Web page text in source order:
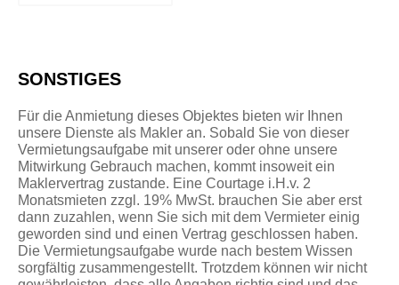
SONSTIGES
Für die Anmietung dieses Objektes bieten wir Ihnen
unsere Dienste als Makler an. Sobald Sie von dieser
Vermietungsaufgabe mit unserer oder ohne unsere
Mitwirkung Gebrauch machen, kommt insoweit ein
Maklervertrag zustande. Eine Courtage i.H.v. 2
Monatsmieten zzgl. 19% MwSt. brauchen Sie aber erst
dann zuzahlen, wenn Sie sich mit dem Vermieter einig
geworden sind und einen Vertrag geschlossen haben.
Die Vermietungsaufgabe wurde nach bestem Wissen
sorgfältig zusammengestellt. Trotzdem können wir nicht